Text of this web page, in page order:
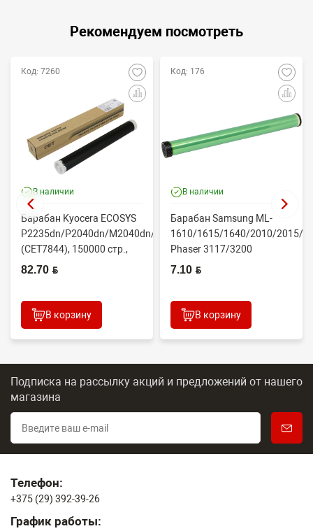
Рекомендуем посмотреть
Код: 7260
В наличии
Барабан Kyocera ECOSYS
P2235dn/P2040dn/M2040dn/M2540dw
(CET7844), 150000 стр.,
Япония
82.70 BYN
В корзину
Код: 176
В наличии
Барабан Samsung ML-
1610/1615/1640/2010/2015/
Phaser 3117/3200
(CONTENT)
7.10 BYN
В корзину
Подписка на рассылку акций и предложений от нашего
магазина
Телефон:
+375 (29) 392-39-26
График работы: